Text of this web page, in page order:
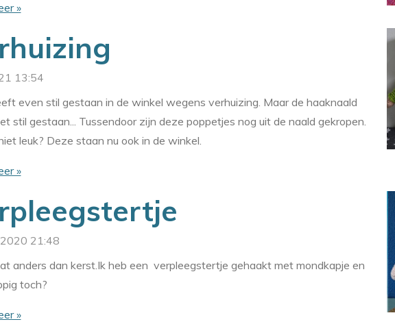
»
13:54
even stil gestaan in de winkel wegens verhuizing. Maar de haaknaald
stil gestaan... Tussendoor zijn deze poppetjes nog uit de naald gekropen.
leuk? Deze staan nu ook in de winkel.
»
21:48
anders dan kerst.Ik heb een verpleegstertje gehaakt met mondkapje en
toch?
»